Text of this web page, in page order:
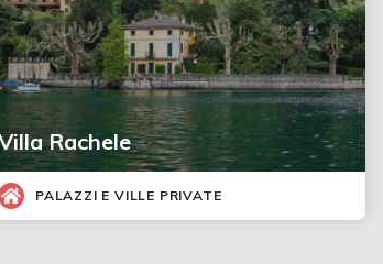
Rachele
PALAZZI E VILLE PRIVATE